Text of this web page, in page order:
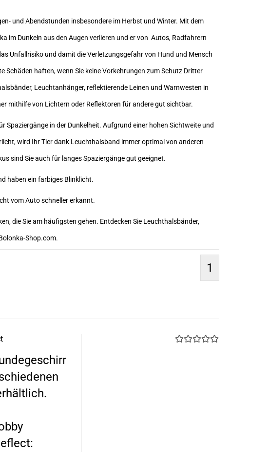
und Abendstunden insbesondere im Herbst und Winter. Mit dem
im Dunkeln aus den Augen verlieren und er von Autos, Radfahrern
Unfallrisiko und damit die Verletzungsgefahr von Hund und Mensch
haften, wenn Sie keine Vorkehrungen zum Schutz Dritter
Leuchtanhänger, reflektierende Leinen und Warnwesten in
mithilfe von Lichtern oder Reflektoren für andere gut sichtbar.
Spaziergänge in der Dunkelheit. Aufgrund einer hohen Sichtweite und
wird Ihr Tier dank Leuchthalsband immer optimal von anderen
sind Sie auch für langes Spaziergänge gut geeignet.
haben ein farbiges Blinklicht.
vom Auto schneller erkannt.
die Sie am häufigsten gehen. Entdecken Sie Leuchthalsbänder,
Shop.com.
1